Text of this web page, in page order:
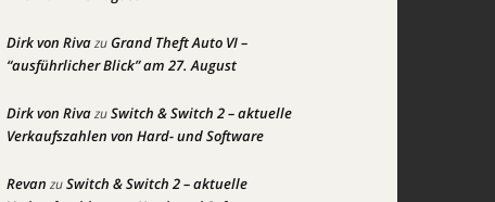
Dirk von RivazuGrand Theft Auto VI –
“ausführlicher Blick” am 27. August
Dirk von RivazuSwitch & Switch 2 – aktuelle
Verkaufszahlen von Hard- und Software
Revan zuSwitch & Switch 2 – aktuelle